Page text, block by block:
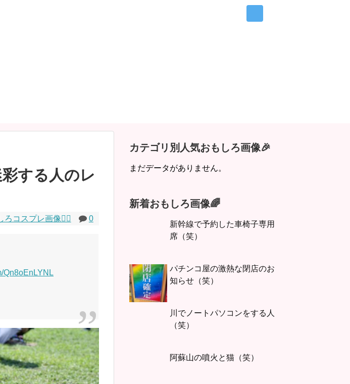
する人のレ
ろコスプレ画像🧝‍♀️ 0
Qn8oEnLYNL
カテゴリ別人気おもしろ画像🎉
まだデータがありません。
新着おもしろ画像🌈
新幹線で予約した車椅子専用
席（笑）
パチンコ屋の激熱な閉店のお
知らせ（笑）
川でノートパソコンをする人
（笑）
阿蘇山の噴火と猫（笑）